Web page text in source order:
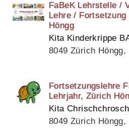
FaBeK Lehrstelle /
Lehre /
Höngg
Kita Kinderkrippe
Fortsetzungslehre
Lehrjahr, Zürich
Kita Chrischchrosch